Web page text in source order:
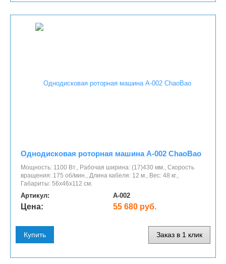
Однодисковая роторная машина A-002 ChaoBao
Мощность: 1100 Вт., Рабочая ширина: (17)430 мм., Скорость
вращения: 175 об/мин., Длина кабеля: 12 м., Вес: 48 кг.,
Габариты: 56х46х112 см.
Артикул: A-002
Цена: 55 680 руб.
Купить Заказ в 1 клик